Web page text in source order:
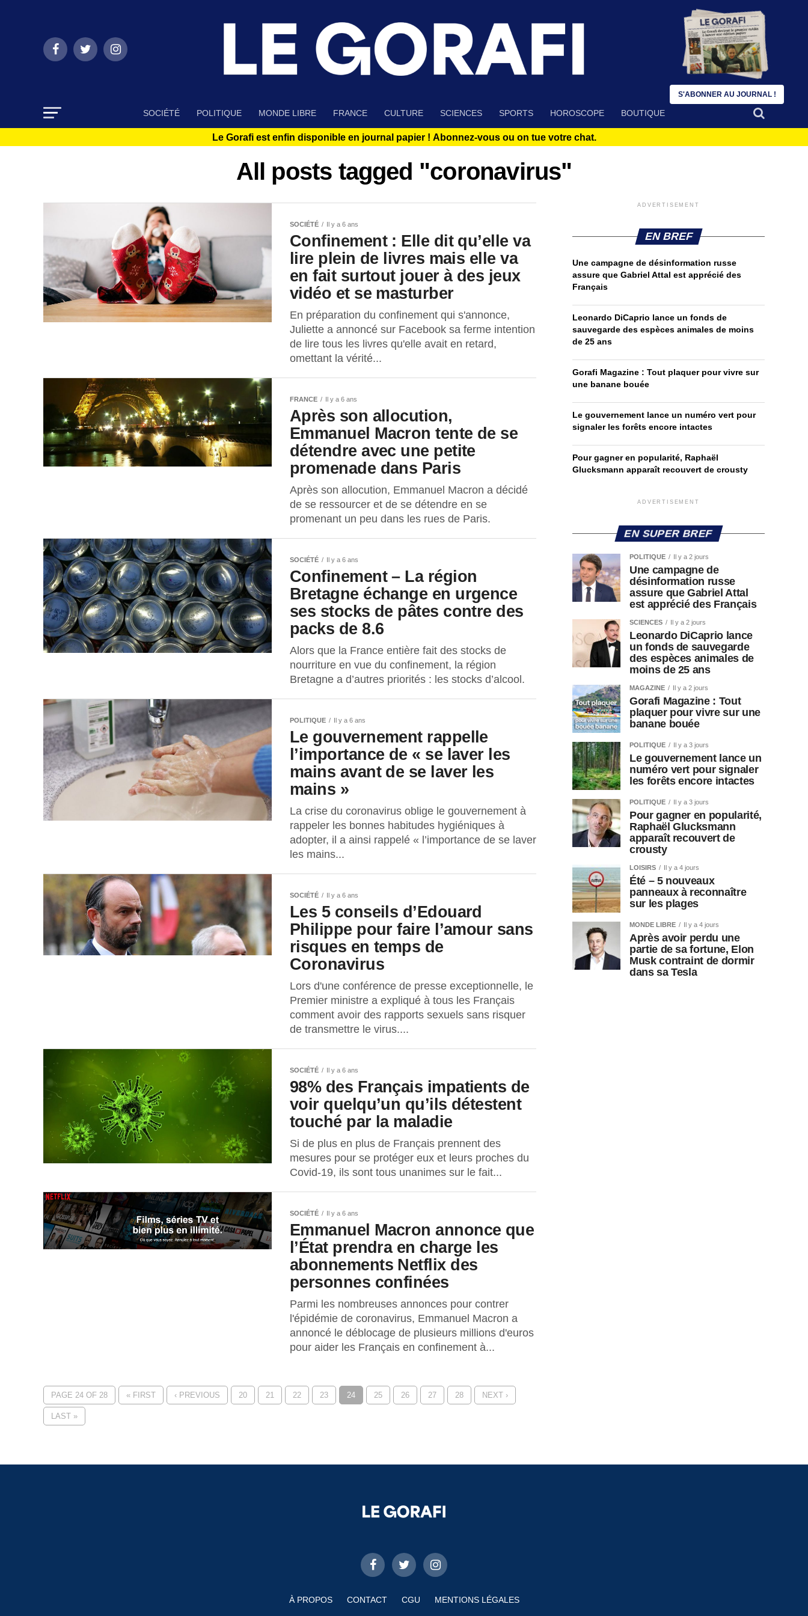
SOCIÉTÉ POLITIQUE MONDE LIBRE FRANCE CULTURE SCIENCES SPORTS HOROSCOPE BOUTIQUE
Le Gorafi est enfin disponible en journal papier ! Abonnez-vous ou on tue votre chat.
All posts tagged "coronavirus"
SOCIÉTÉ Il y a 6 ans
Confinement : Elle dit qu’elle va
lire plein de livres mais elle va
en fait surtout jouer à des jeux
vidéo et se masturber
En préparation du confinement qui s'annonce,
Juliette a annoncé sur Facebook sa ferme intention
de lire tous les livres qu'elle avait en retard,
omettant la vérité...
FRANCE Il y a 6 ans
Après son allocution,
Emmanuel Macron tente de se
détendre avec une petite
promenade dans Paris
Après son allocution, Emmanuel Macron a décidé
de se ressourcer et de se détendre en se
promenant un peu dans les rues de Paris.
SOCIÉTÉ Il y a 6 ans
Confinement – La région
Bretagne échange en urgence
ses stocks de pâtes contre des
packs de 8.6
Alors que la France entière fait des stocks de
nourriture en vue du confinement, la région
Bretagne a d’autres priorités : les stocks d’alcool.
POLITIQUE Il y a 6 ans
Le gouvernement rappelle
l’importance de « se laver les
mains avant de se laver les
mains »
La crise du coronavirus oblige le gouvernement à
rappeler les bonnes habitudes hygiéniques à
adopter, il a ainsi rappelé « l’importance de se laver
les mains...
SOCIÉTÉ Il y a 6 ans
Les 5 conseils d’Edouard
Philippe pour faire l’amour sans
risques en temps de
Coronavirus
Lors d'une conférence de presse exceptionnelle, le
Premier ministre a expliqué à tous les Français
comment avoir des rapports sexuels sans risquer
de transmettre le virus....
SOCIÉTÉ Il y a 6 ans
98% des Français impatients de
voir quelqu’un qu’ils détestent
touché par la maladie
Si de plus en plus de Français prennent des
mesures pour se protéger eux et leurs proches du
Covid-19, ils sont tous unanimes sur le fait...
SOCIÉTÉ Il y a 6 ans
Emmanuel Macron annonce que
l’État prendra en charge les
abonnements Netflix des
personnes confinées
Parmi les nombreuses annonces pour contrer
l'épidémie de coronavirus, Emmanuel Macron a
annoncé le déblocage de plusieurs millions d'euros
pour aider les Français en confinement à...
PAGE 24 OF 28 « FIRST ‹ PREVIOUS 20 21 22 23 24 25 26 27 28 NEXT ›
LAST »
ADVERTISEMENT
EN BREF
Une campagne de désinformation russe
assure que Gabriel Attal est apprécié des
Français
Leonardo DiCaprio lance un fonds de
sauvegarde des espèces animales de moins
de 25 ans
Gorafi Magazine : Tout plaquer pour vivre sur
une banane bouée
Le gouvernement lance un numéro vert pour
signaler les forêts encore intactes
Pour gagner en popularité, Raphaël
Glucksmann apparaît recouvert de crousty
ADVERTISEMENT
EN SUPER BREF
POLITIQUE Il y a 2 jours
Une campagne de
désinformation russe
assure que Gabriel Attal
est apprécié des Français
SCIENCES Il y a 2 jours
Leonardo DiCaprio lance
un fonds de sauvegarde
des espèces animales de
moins de 25 ans
MAGAZINE Il y a 2 jours
Gorafi Magazine : Tout
plaquer pour vivre sur une
banane bouée
POLITIQUE Il y a 3 jours
Le gouvernement lance un
numéro vert pour signaler
les forêts encore intactes
POLITIQUE Il y a 3 jours
Pour gagner en popularité,
Raphaël Glucksmann
apparaît recouvert de
crousty
LOISIRS Il y a 4 jours
Été – 5 nouveaux
panneaux à reconnaître
sur les plages
MONDE LIBRE Il y a 4 jours
Après avoir perdu une
partie de sa fortune, Elon
Musk contraint de dormir
dans sa Tesla
À PROPOS CONTACT CGU MENTIONS LÉGALES
S'ABONNER AU JOURNAL !